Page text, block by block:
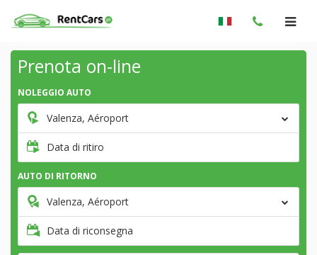
Prenota on-line
NOLEGGIO AUTO
Valenza, Aéroport
Data di ritiro
AUTO DI RITORNO
Valenza, Aéroport
Data di riconsegna